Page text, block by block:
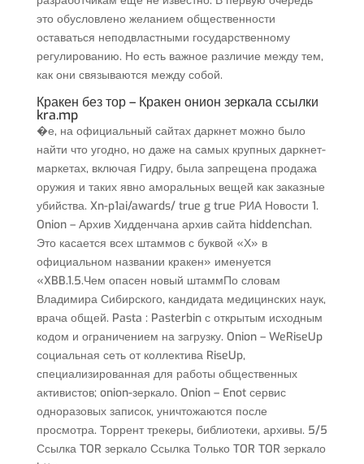
это обусловлено желанием общественности
оставаться неподвластными государственному
регулированию. Но есть важное различие между тем,
как они связываются между собой.
Кракен без тор – Кракен онион зеркала ссылки
kra.mp
�е, на официальный сайтах даркнет можно было
найти что угодно, но даже на самых крупных даркнет-
маркетах, включая Гидру, была запрещена продажа
оружия и таких явно аморальных вещей как заказные
убийства. Xn-p1ai/awards/ true g true РИА Новости 1.
Onion – Архив Хидденчана архив сайта hiddenchan.
Это касается всех штаммов с буквой «Х» в
официальном названии кракен» именуется
«XBB.1.5.Чем опасен новый штаммПо словам
Владимира Сибирского, кандидата медицинских наук,
врача общей. Pasta : Pasterbin с открытым исходным
кодом и ограничением на загрузку. Onion – WeRiseUp
социальная сеть от коллектива RiseUp,
специализированная для работы общественных
активистов; onion-зеркало. Onion – Enot сервис
одноразовых записок, уничтожаются после
просмотра. Торрент трекеры, библиотеки, архивы. 5/5
Ссылка TOR зеркало Ссылка Только TOR TOR зеркало